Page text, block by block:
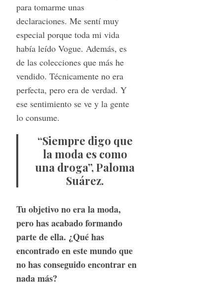
para tomarme unas
declaraciones. Me sentí muy
especial porque toda mi vida
había leído Vogue. Además, es
de las colecciones que más he
vendido. Técnicamente no era
perfecta, pero era de verdad. Y
ese sentimiento se ve y la gente
lo consume.
“Siempre digo que
la moda es como
una droga”, Paloma
Suárez.
Tu objetivo no era la moda,
pero has acabado formando
parte de ella. ¿Qué has
encontrado en este mundo que
no has conseguido encontrar en
nada más?
e
a
r
c
f
o